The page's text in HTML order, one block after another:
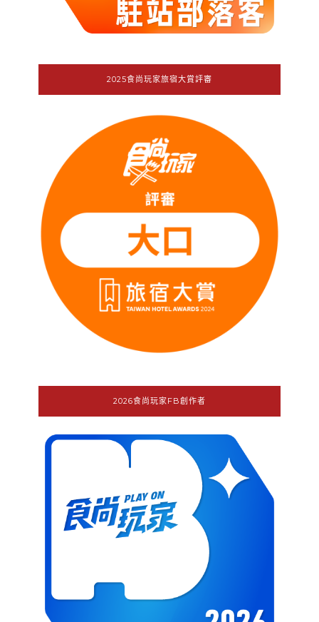
2025食尚玩家旅宿大賞評審
2026食尚玩家FB創作者